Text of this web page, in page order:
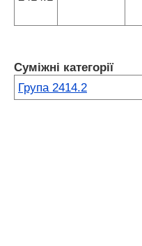
Суміжні категорії
Група 2414.2